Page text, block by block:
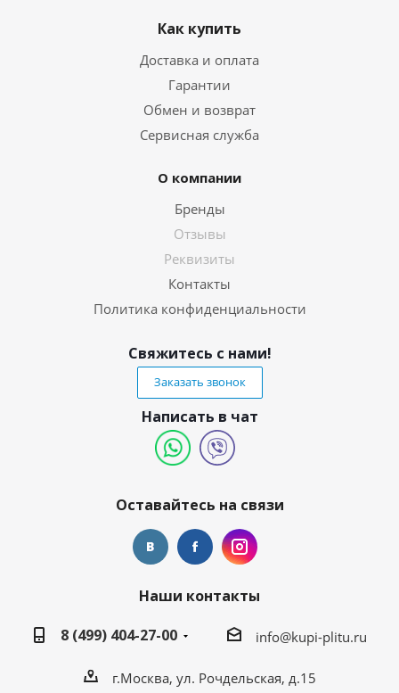
Как купить
Доставка и оплата
Гарантии
Обмен и возврат
Сервисная служба
О компании
Бренды
Отзывы
Реквизиты
Контакты
Политика конфиденциальности
Свяжитесь с нами!
Заказать звонок
Написать в чат
Оставайтесь на связи
Наши контакты
8 (499) 404-27-00
info@kupi-plitu.ru
г.Москва, ул. Рочдельская, д.15